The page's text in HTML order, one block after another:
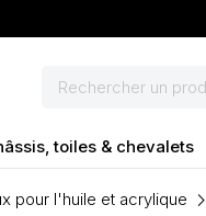
toiles & chevalets
pour l'huile et acrylique